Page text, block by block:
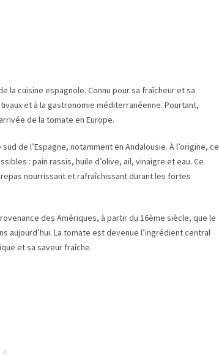
la cuisine espagnole. Connu pour sa fraîcheur et sa
et à la gastronomie méditerranéenne. Pourtant,
de la tomate en Europe.
de l’Espagne, notamment en Andalousie. À l’origine, ce
: pain rassis, huile d’olive, ail, vinaigre et eau. Ce
nourrissant et rafraîchissant durant les fortes
des Amériques, à partir du 16ème siècle, que le
aujourd’hui. La tomate est devenue l’ingrédient central
et sa saveur fraîche.